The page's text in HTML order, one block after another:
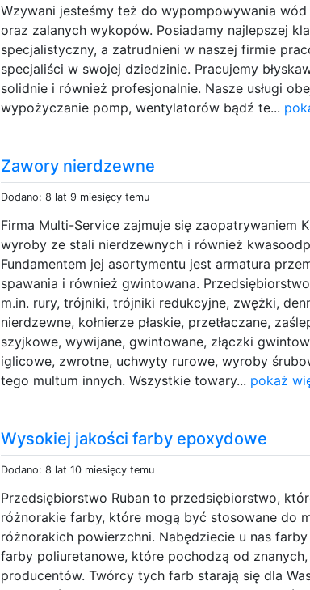
Wzywani jesteśmy też do wypompowywania
oraz zalanych wykopów. Posiadamy najlepszej
specjalistyczny, a zatrudnieni w naszej firmie
specjaliści w swojej dziedzinie. Pracujemy
solidnie i również profesjonalnie. Nasze usługi
wypożyczanie pomp, wentylatorów bądź te...
Zawory nierdzewne
Dodano: 8 lat 9 miesięcy temu
Firma Multi-Service zajmuje się zaopatrywaniem
wyroby ze stali nierdzewnych i również
Fundamentem jej asortymentu jest armatura
spawania i również gwintowana.
m.in. rury, trójniki, trójniki redukcyjne, zwężki,
nierdzewne, kołnierze płaskie, przetłaczane,
szyjkowe, wywijane, gwintowane, złączki
iglicowe, zwrotne, uchwyty rurowe, wyroby
tego multum innych. Wszystkie towary... pokaż
Wysokiej jakości farby epoxydowe
Dodano: 8 lat 10 miesięcy temu
Przedsiębiorstwo Ruban to przedsiębiorstwo,
różnorakie farby, które mogą być stosowane do
różnorakich powierzchni. Nabędziecie u nas
farby poliuretanowe, które pochodzą od
producentów. Twórcy tych farb starają się dla